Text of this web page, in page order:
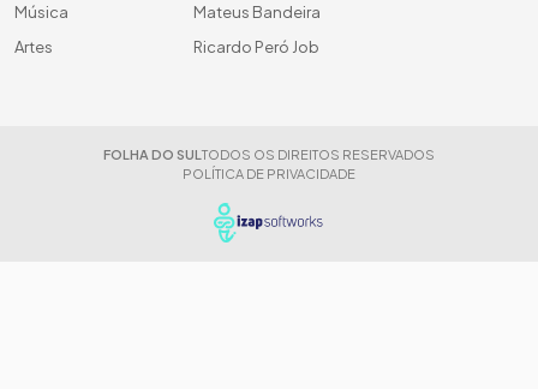
Música
Artes
Mateus Bandeira
Ricardo Peró Job
FOLHA DO SUL TODOS OS DIREITOS RESERVADOS
POLÍTICA DE PRIVACIDADE